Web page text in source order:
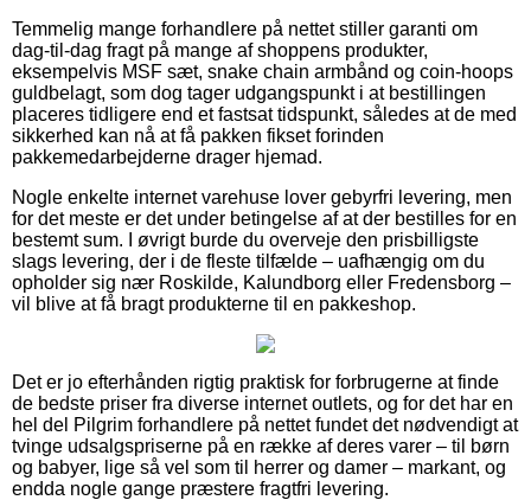
Temmelig mange forhandlere på nettet stiller garanti om
dag-til-dag fragt på mange af shoppens produkter,
eksempelvis MSF sæt, snake chain armbånd og coin-hoops
guldbelagt, som dog tager udgangspunkt i at bestillingen
placeres tidligere end et fastsat tidspunkt, således at de med
sikkerhed kan nå at få pakken fikset forinden
pakkemedarbejderne drager hjemad.
Nogle enkelte internet varehuse lover gebyrfri levering, men
for det meste er det under betingelse af at der bestilles for en
bestemt sum. I øvrigt burde du overveje den prisbilligste
slags levering, der i de fleste tilfælde – uafhængig om du
opholder sig nær Roskilde, Kalundborg eller Fredensborg –
vil blive at få bragt produkterne til en pakkeshop.
Det er jo efterhånden rigtig praktisk for forbrugerne at finde
de bedste priser fra diverse internet outlets, og for det har en
hel del Pilgrim forhandlere på nettet fundet det nødvendigt at
tvinge udsalgspriserne på en række af deres varer – til børn
og babyer, lige så vel som til herrer og damer – markant, og
endda nogle gange præstere fragtfri levering.